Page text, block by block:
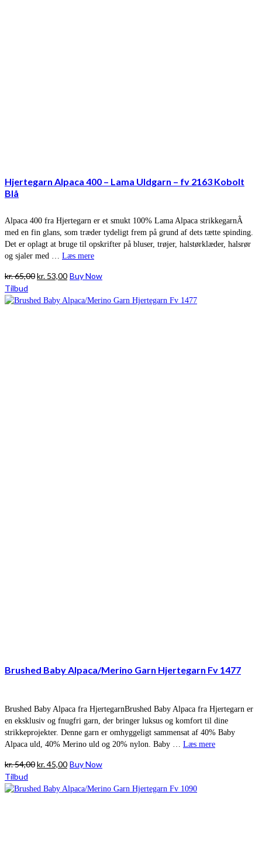
Hjertegarn Alpaca 400 – Lama Uldgarn – fv 2163 Kobolt
Blå
Alpaca 400 fra Hjertegarn er et smukt 100% Lama Alpaca strikkegarnÂ
med en fin glans, som træder tydeligt frem på grund af dets tætte spinding.
Det er oplagt at bruge til opskrifter på bluser, trøjer, halstørklæder, halsrør
og sjaler med … Læs mere
kr.65,00Den
pris
kr. 53,00Den
pris
Buy Now
Tilbud
Brushed Baby Alpaca/Merino Garn Hjertegarn Fv 1477
Brushed Baby Alpaca fra HjertegarnBrushed Baby Alpaca fra Hjertegarn er
en eksklusiv og fnugfri garn, der bringer luksus og komfort til dine
strikkeprojekter. Denne garn er omhyggeligt sammensat af 40% Baby
Alpaca uld, 40% Merino uld og 20% nylon. Baby … Læs mere
kr.54,00Den
pris
kr.45,00Den
pris
Buy Now
Tilbud